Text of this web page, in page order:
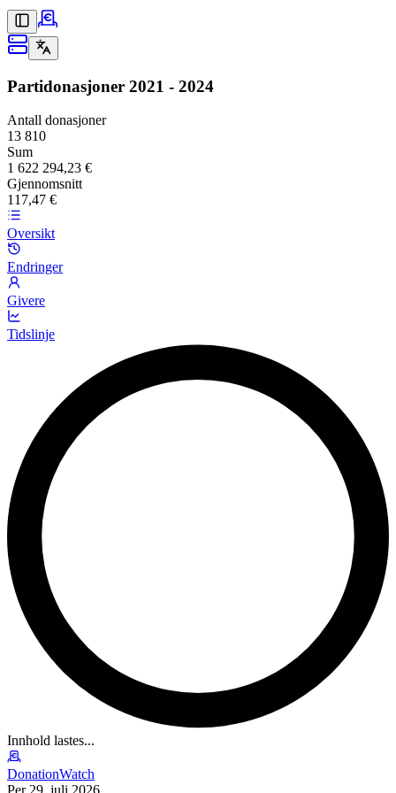
Partidonasjoner 2021 - 2024
Antall donasjoner
13 810
Sum
1 622 294,23 €
Gjennomsnitt
117,47 €
Oversikt
Endringer
Givere
Tidslinje
Innhold lastes...
DonationWatch
Per 29. juli 2026